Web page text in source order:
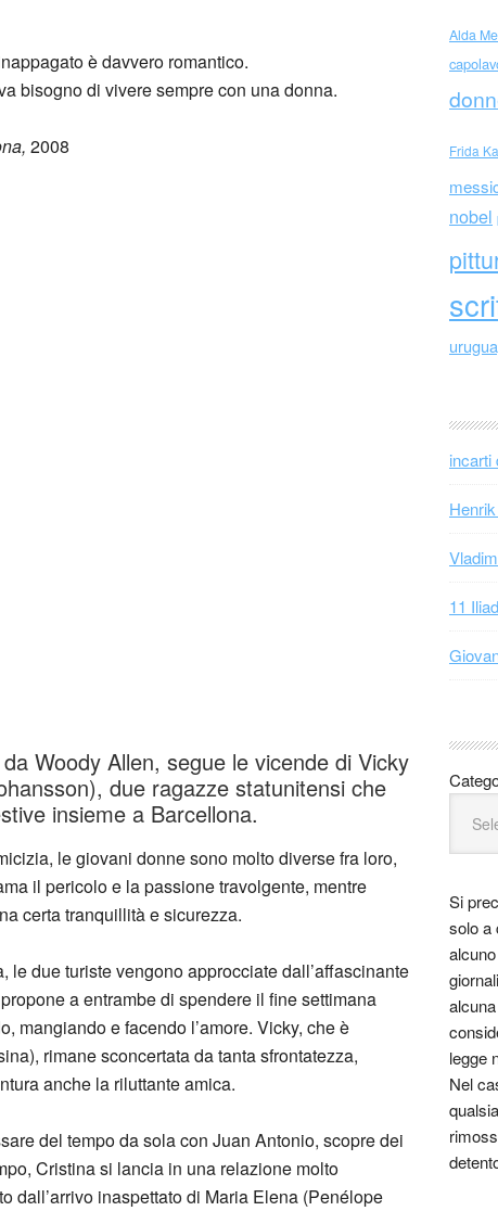
è davvero romantico.
bisogno di vivere sempre con una donna.
2008
Woody Allen, segue le vicende di Vicky
due ragazze statunitensi che
insieme a Barcellona.
le giovani donne sono molto diverse fra loro,
il pericolo e la passione travolgente, mentre
certa tranquillità e sicurezza.
le due turiste vengono approcciate dall’affascinante
a entrambe di spendere il fine settimana
mangiando e facendo l’amore. Vicky, che è
rimane sconcertata da tanta sfrontatezza,
anche la riluttante amica.
del tempo da sola con Juan Antonio, scopre dei
Cristina si lancia in una relazione molto
dall’arrivo inaspettato di Maria Elena (Penélope
Alda
Frida
nobel
incarti
11
Si
solo a
legge
Nel